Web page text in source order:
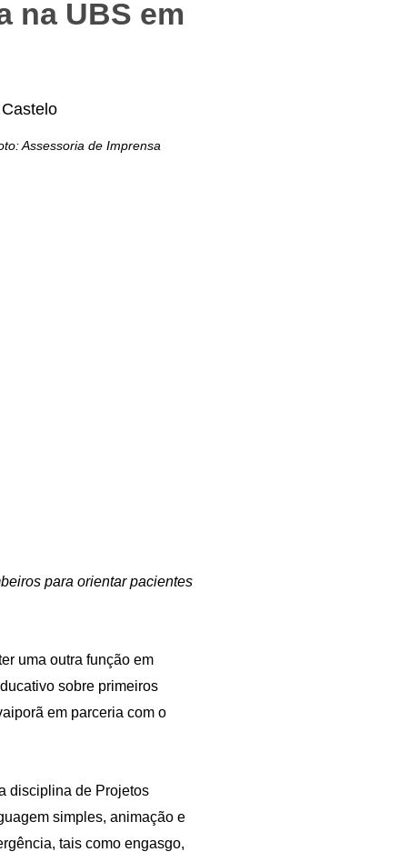
na UBS em
Assessoria de Imprensa
para orientar pacientes
uma outra função em
sobre primeiros
em parceria com o
disciplina de Projetos
simples, animação e
tais como engasgo,